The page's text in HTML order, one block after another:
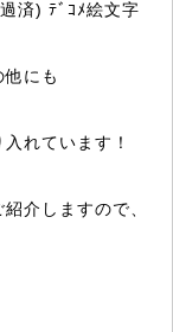
にも
れています！
介しますので、